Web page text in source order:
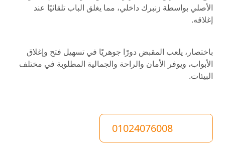
الأصلي بواسطة زنبرك داخلي، مما يغلق الباب تلقائيًا عند
إغلاقه.
باختصار، يلعب المقبض دورًا جوهريًا في تسهيل فتح وإغلاق
الأبواب، ويوفر الأمان والراحة والجمالية المطلوبة في مختلف
البيئات.
01024076008